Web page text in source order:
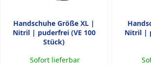
Handschuhe Größe XL |
Nitril | puderfrei (VE 100
Stück)
Sofort lieferbar
Nitril |